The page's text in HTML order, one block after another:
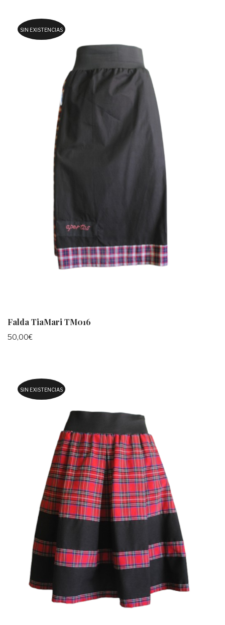
SIN EXISTENCIAS
Falda TiaMari TM016
50,00€
SIN EXISTENCIAS